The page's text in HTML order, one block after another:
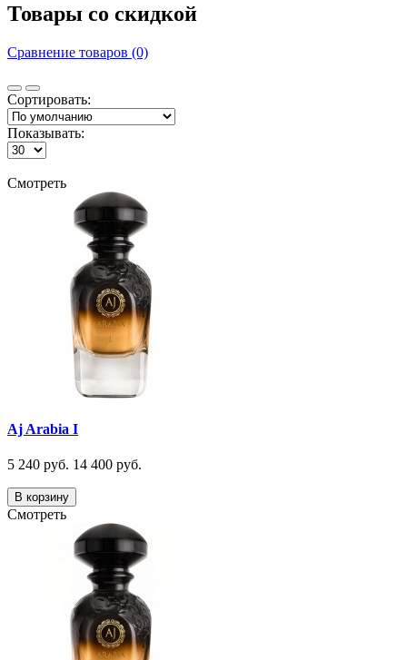
Товары со скидкой
Сравнение товаров (0)
Сортировать:
Показывать:
Смотреть
Aj Arabia I
5 240 руб. 14 400 руб.
В корзину
Смотреть